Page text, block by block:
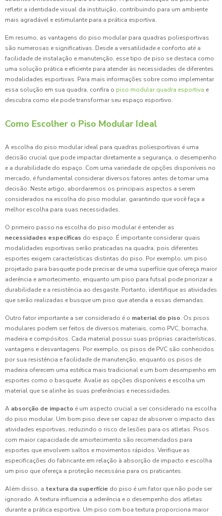
refletir a identidade visual da instituição, contribuindo para um ambiente
mais agradável e estimulante para a prática esportiva.
Em resumo, as vantagens do piso modular para quadras poliesportivas
são numerosas e significativas. Desde a versatilidade e conforto até a
facilidade de instalação e manutenção, esse tipo de piso se destaca como
uma solução prática e eficiente para atender às necessidades de diferentes
modalidades esportivas. Para mais informações sobre como implementar
essa solução em sua quadra, confira o piso modular quadra esportiva e
descubra como ele pode transformar seu espaço esportivo.
Como Escolher o Piso Modular Ideal
A escolha do piso modular ideal para quadras poliesportivas é uma
decisão crucial que pode impactar diretamente a segurança, o desempenho
e a durabilidade do espaço. Com uma variedade de opções disponíveis no
mercado, é fundamental considerar diversos fatores antes de tomar uma
decisão. Neste artigo, abordaremos os principais aspectos a serem
considerados na escolha do piso modular, garantindo que você faça a
melhor escolha para suas necessidades.
O primeiro passo na escolha do piso modular é entender as
necessidades específicas do espaço. É importante considerar quais
modalidades esportivas serão praticadas na quadra, pois diferentes
esportes exigem características distintas do piso. Por exemplo, um piso
projetado para basquete pode precisar de uma superfície que ofereça maior
aderência e amortecimento, enquanto um piso para futsal pode priorizar a
durabilidade e a resistência ao desgaste. Portanto, identifique as atividades
que serão realizadas e busque um piso que atenda a essas demandas.
Outro fator importante a ser considerado é o material do piso. Os pisos
modulares podem ser feitos de diversos materiais, como PVC, borracha,
madeira e compósitos. Cada material possui suas próprias características,
vantagens e desvantagens. Por exemplo, os pisos de PVC são conhecidos
por sua resistência e facilidade de manutenção, enquanto os pisos de
madeira oferecem uma estética mais tradicional e um bom desempenho em
esportes como o basquete. Avalie as opções disponíveis e escolha um
material que se alinhe às suas preferências e necessidades.
A absorção de impacto é um aspecto crucial a ser considerado na escolha
do piso modular. Um bom piso deve ser capaz de absorver o impacto das
atividades esportivas, reduzindo o risco de lesões para os atletas. Pisos
com maior capacidade de amortecimento são recomendados para
esportes que envolvem saltos e movimentos rápidos. Verifique as
especificações do fabricante em relação à absorção de impacto e escolha
um piso que ofereça a proteção necessária para os praticantes.
Além disso, a textura da superfície do piso é um fator que não pode ser
ignorado. A textura influencia a aderência e o desempenho dos atletas
durante a prática esportiva. Um piso com boa textura proporciona maior